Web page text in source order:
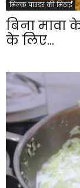
मिल्क पाउडर की मिठाई
बिना मावा
के लिए...